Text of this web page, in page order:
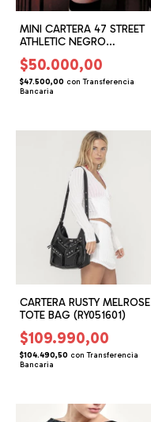
MINI CARTERA 47 STREET
ATHLETIC NEGRO
(47060902)
$50.000,00
$47.500,00 con Transferencia
Bancaria
CARTERA RUSTY MELROSE
TOTE BAG (RY051601)
$109.990,00
$104.490,50 con Transferencia
Bancaria